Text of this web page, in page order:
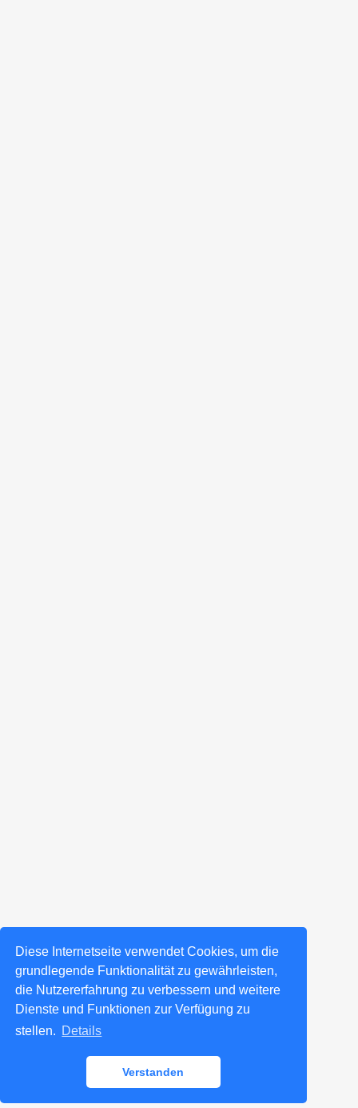
Diese Internetseite verwendet Cookies, um die
grundlegende Funktionalität zu gewährleisten,
die Nutzererfahrung zu verbessern und weitere
Dienste und Funktionen zur Verfügung zu
stellen. Details
Verstanden